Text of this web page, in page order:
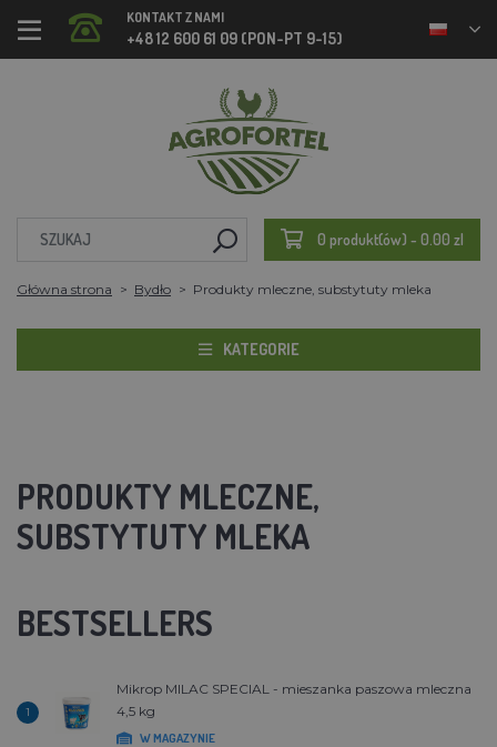
KONTAKT Z NAMI
+48 12 600 61 09 (PON-PT 9-15)
0 produkt(ów) - 0.00 zl
Główna strona Bydło Produkty mleczne, substytuty mleka
KATEGORIE
PRODUKTY MLECZNE,
SUBSTYTUTY MLEKA
BESTSELLERS
1
Mikrop MILAC SPECIAL - mieszanka paszowa mleczna
4,5 kg
W MAGAZYNIE